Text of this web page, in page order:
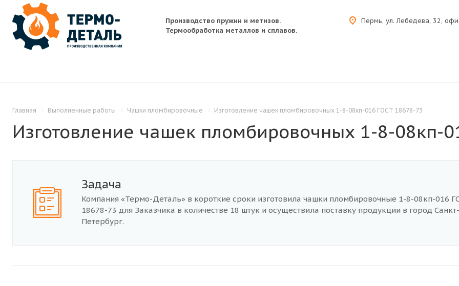
Производство пружин и метизов.
Термообработка металлов и сплавов.
Пермь, ул. Лебедева, 32,
Главная Выполненные работы Чашки пломбировочные Изготовление чашек пломбировочных 1-8-08кп-016 ГОСТ 18678-73
Изготовление чашек пломбировочных 1-8-08кп-
Задача
Компания «Термо-Деталь» в короткие сроки изготовила чашки пломбировочные 1-8-08кп-016
18678-73 для Заказчика в количестве 18 штук и осуществила поставку продукции в город Санкт-
Петербург.